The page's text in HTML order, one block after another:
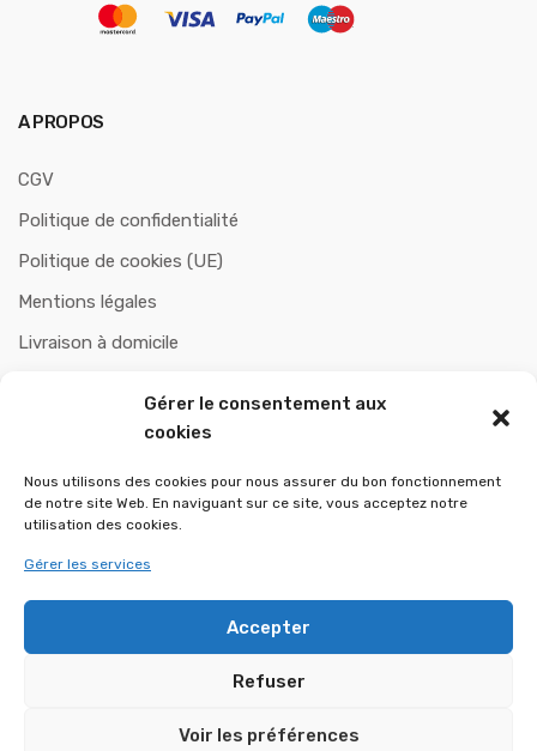
Gérer le consentement aux
cookies
Nous utilisons des cookies pour nous assurer du bon fonctionnement
de notre site Web. En naviguant sur ce site, vous acceptez notre
utilisation des cookies.
Gérer les services
Accepter
Refuser
Voir les préférences
A PROPOS
CGV
Politique de confidentialité
Politique de cookies (UE)
Mentions légales
Livraison à domicile
Politiques de remboursement et retours
CHAUFOBOIS